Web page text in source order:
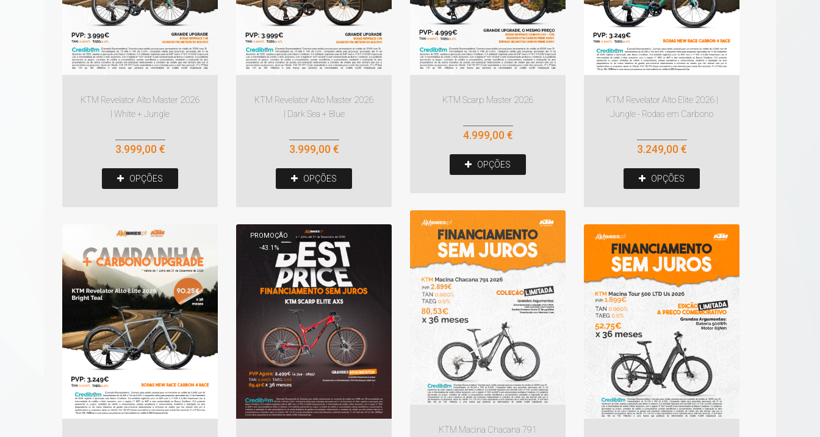
KTM Revelator Alto Master 2026
| White + Jungle
3.999,00 €
OPÇÕES
KTM Revelator Alto Master 2026
| Dark Sea + Blue
3.999,00 €
OPÇÕES
KTM Scarp Master 2026
4.999,00 €
OPÇÕES
KTM Revelator Alto Elite 2026 |
Jungle - Rodas em Carbono
3.249,00 €
OPÇÕES
PROMOÇÃO
-43.1 %
KTM Macina Chacana 791